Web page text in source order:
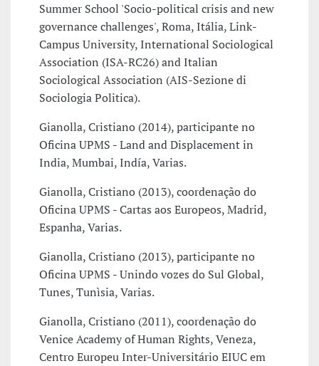
Summer School 'Socio-political crisis and new
governance challenges', Roma, Itália, Link-
Campus University, International Sociological
Association (ISA-RC26) and Italian
Sociological Association (AIS-Sezione di
Sociologia Politica).
Gianolla, Cristiano (2014), participante no
Oficina UPMS - Land and Displacement in
India, Mumbai, Indía, Varias.
Gianolla, Cristiano (2013), coordenação do
Oficina UPMS - Cartas aos Europeos, Madrid,
Espanha, Varias.
Gianolla, Cristiano (2013), participante no
Oficina UPMS - Unindo vozes do Sul Global,
Tunes, Tunìsia, Varias.
Gianolla, Cristiano (2011), coordenação do
Venice Academy of Human Rights, Veneza,
Centro Europeu Inter-Universitário EIUC em